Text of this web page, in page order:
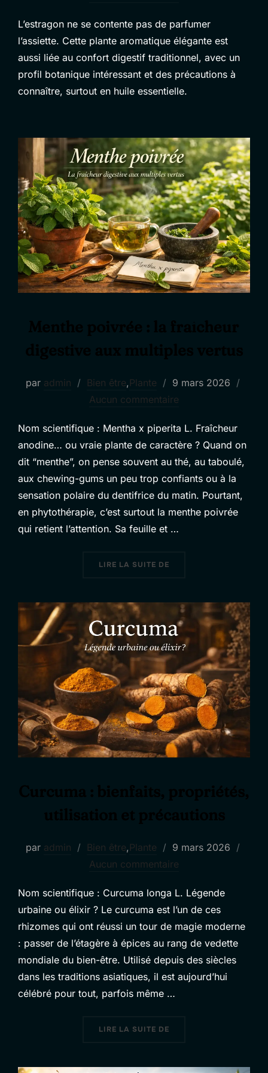
L’estragon ne se contente pas de parfumer
l’assiette. Cette plante aromatique élégante est
aussi liée au confort digestif traditionnel, avec un
profil botanique intéressant et des précautions à
connaître, surtout en huile essentielle.
par admin Bien être, Plante
Publié
le
9 mars 2026
Aucun commentaire
Nom scientifique : Mentha x piperita L. Fraîcheur
anodine… ou vraie plante de caractère ? Quand on
dit “menthe”, on pense souvent au thé, au taboulé,
aux chewing-gums un peu trop confiants ou à la
sensation polaire du dentifrice du matin. Pourtant,
en phytothérapie, c’est surtout la menthe poivrée
qui retient l’attention. Sa feuille et …
LIRE LA SUITE DE
par admin Bien être, Plante
Publié
le
9 mars 2026
Aucun commentaire
Nom scientifique : Curcuma longa L. Légende
urbaine ou élixir ? Le curcuma est l’un de ces
rhizomes qui ont réussi un tour de magie moderne
: passer de l’étagère à épices au rang de vedette
mondiale du bien-être. Utilisé depuis des siècles
dans les traditions asiatiques, il est aujourd’hui
célébré pour tout, parfois même …
LIRE LA SUITE DE